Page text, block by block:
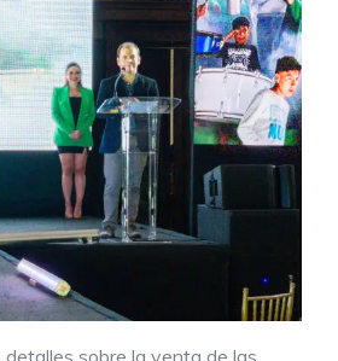
detalles sobre la venta de las